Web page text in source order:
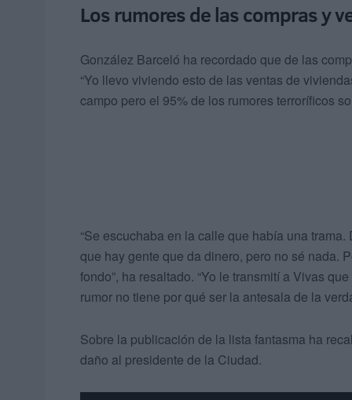
Los rumores de las compras y
González Barceló ha recordado que de las
“Yo llevo viviendo esto de las ventas de
campo pero el 95% de los rumores terroríficos
“Se escuchaba en la calle que había una
que hay gente que da dinero, pero no sé nada.
fondo”, ha resaltado. “Yo le transmití a Vivas
rumor no tiene por qué ser la antesala de la
Sobre la publicación de la lista fantasma ha
daño al presidente de la Ciudad.